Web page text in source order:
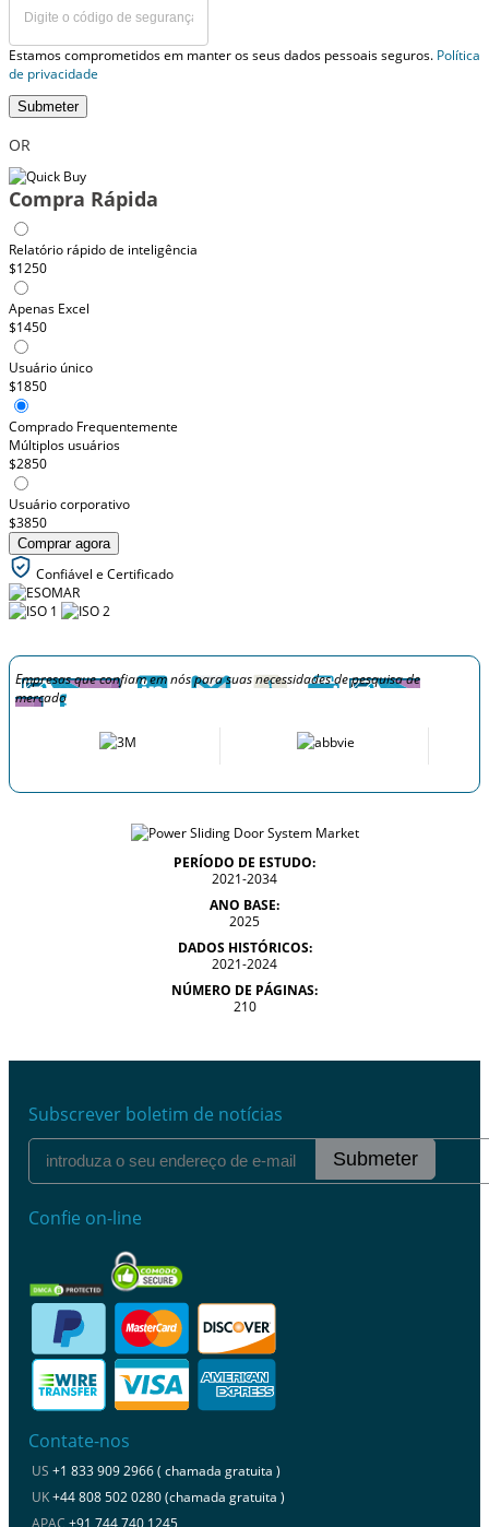
Estamos comprometidos em manter os seus dados pessoais seguros. Política
de privacidade
Submeter
OR
Compra Rápida
Relatório rápido de inteligência
$1250
Apenas Excel
$1450
Usuário único
$1850
Comprado Frequentemente
Múltiplos usuários
$2850
Usuário corporativo
$3850
Comprar agora
Confiável e Certificado
Empresas que confiam em nós para suas necessidades de pesquisa de
mercado
PERÍODO DE ESTUDO:
2021-2034
ANO BASE:
2025
DADOS HISTÓRICOS:
2021-2024
NÚMERO DE PÁGINAS:
210
Subscrever boletim de notícias
Submeter
Confie on-line
Contate-nos
US +1 833 909 2966 ( chamada gratuita )
UK+44 808 502 0280 (chamada gratuita )
APAC +91 744 740 1245